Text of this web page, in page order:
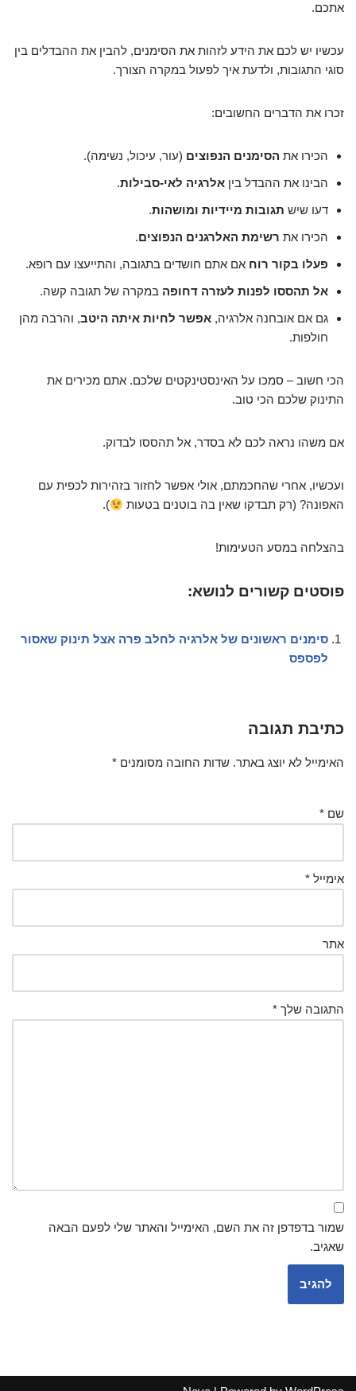
אתכם.
עכשיו יש לכם את הידע לזהות את הסימנים, להבין את ההבדלים בין
סוגי התגובות, ולדעת איך לפעול במקרה הצורך.
זכרו את הדברים החשובים:
הכירו את הסימנים הנפוצים (עור, עיכול, נשימה).
הבינו את ההבדל בין אלרגיה לאי-סבילות.
דעו שיש תגובות מיידיות ומושהות.
הכירו את רשימת האלרגנים הנפוצים.
פעלו בקור רוח אם אתם חושדים בתגובה, והתייעצו עם רופא.
אל תהססו לפנות לעזרה דחופה במקרה של תגובה קשה.
גם אם אובחנה אלרגיה, אפשר לחיות איתה היטב, והרבה מהן
חולפות.
הכי חשוב – סמכו על האינסטינקטים שלכם. אתם מכירים את
התינוק שלכם הכי טוב.
אם משהו נראה לכם לא בסדר, אל תהססו לבדוק.
ועכשיו, אחרי שהחכמתם, אולי אפשר לחזור בזהירות לכפית עם
האפונה? (רק תבדקו שאין בה בוטנים בטעות
).
בהצלחה במסע הטעימות!
פוסטים קשורים לנושא:
סימנים ראשונים של אלרגיה לחלב פרה אצל תינוק שאסור
לפספס
כתיבת תגובה
האימייל לא יוצג באתר. שדות החובה מסומנים *
שם *
אימייל *
אתר
התגובה שלך *
שמור בדפדפן זה את השם, האימייל והאתר שלי לפעם הבאה
שאגיב.